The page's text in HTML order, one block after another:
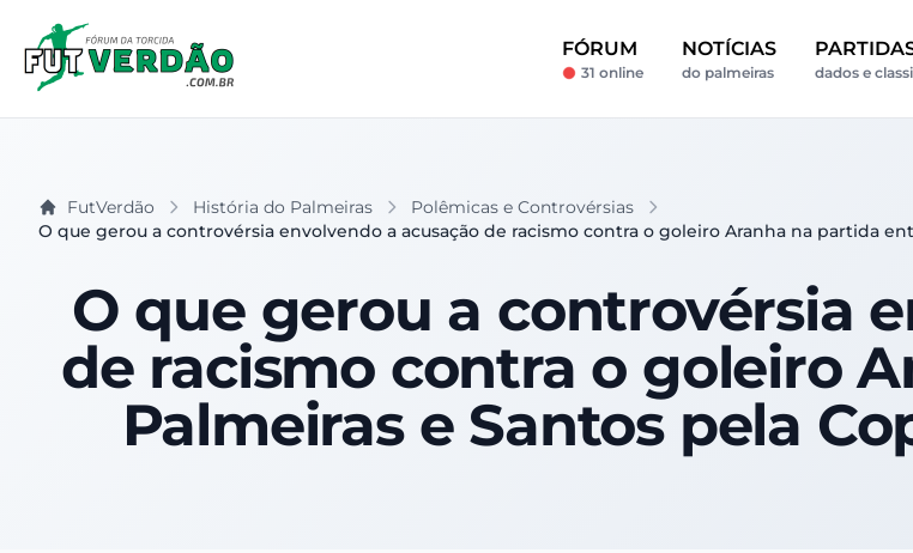
FÓRUM
31 online
NOTÍCIAS
do palmeiras dados e
FutVerdão História do Palmeiras
Polêmicas e Controvérsias
O que gerou a controvérsia envolvendo a acusação de racismo contra o goleiro Aranha na partida
O que gerou a controvérsia
de racismo contra o goleiro
Palmeiras e Santos pela